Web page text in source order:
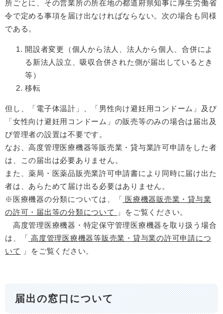
所ごとに、その営業所の所在地の都道府県知事に厚生労働省
令で定める事項を届け出なければならない。次の場合も同様
である。
開設者変更（個人から法人、法人から個人、合併によ
る新法人設立、吸収合併された側が届出しているとき
等）
移転
但し、「電子体温計」、「男性向け避妊用コンドーム」及び
「女性向け避妊用コンドーム」の販売等のみの場合は届出及
び管理者の設置は不要です。
なお、高度管理医療機器等販売業・貸与業許可申請をした者
は、この届出は必要ありません。
また、薬局・医薬品販売業許可申請書により同時に届け出た
者は、あらためて届け出る必要はありません。
※医療機器の分類については、「 医療機器販売業・貸与業
の許可・届出等の分類について
」をご覧ください。
高度管理医療機器・特定保守管理医療機器を取り扱う場合
は、「 高度管理医療機器等販売業・貸与業の許可申請につ
いて
」をご覧ください。
届出の窓口について